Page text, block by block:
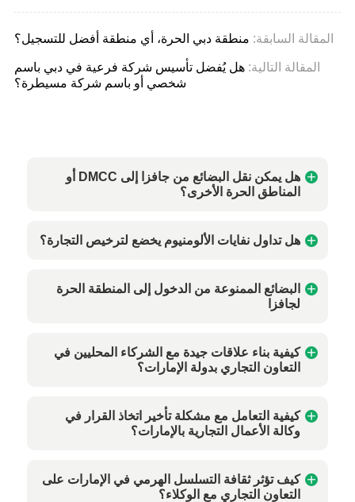
المقالة السابقة: منطقة دبي الحرة، أي منطقة أفضل للتسجيل؟
المقالة التالية:هل يُفضل تأسيس شركة فرعية في دبي باسم
شخصي أو باسم شركة مسيطرة؟
هل يمكن نقل البضائع من جافزا إلى DMCC أو
المناطق الحرة الأخرى؟
هل تداول نفايات الألومنيوم يخضع لترخيص التجارة؟
البضائع الممنوعة من الدخول إلى المنطقة الحرة
لجافزا
كيفية بناء علاقات جيدة مع الشركاء المحليين في
التعاون التجاري بدولة الإمارات؟
كيفية التعامل مع مشكلة تأخير اتخاذ القرار في
وكالة الأعمال التجارية بالإمارات؟
كيف تؤثر ثقافة التسلسل الهرمي في الإمارات على
التعاون التجاري مع الوكلاء؟